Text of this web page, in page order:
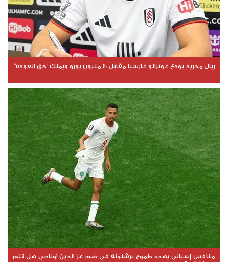
ريال مدريد يودع غونزالو غارسيا مقابل 40 مليون يورو ويملك "حق العودة"
منافس إسباني يهدد طموح برشلونة في ضم عز الدين أوناحي هل تتم